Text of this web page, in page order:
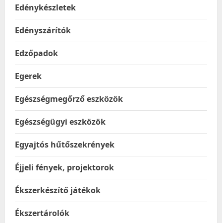
Edénykészletek
Edényszárítók
Edzőpadok
Egerek
Egészségmegőrző eszközök
Egészségügyi eszközök
Egyajtós hűtőszekrények
Éjjeli fények, projektorok
Ékszerkészítő játékok
Ékszertárolók